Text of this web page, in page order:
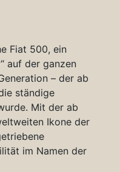
Fiat 500, ein
auf der ganzen
– der ab
ständige
Mit der ab
Ikone der
im Namen der